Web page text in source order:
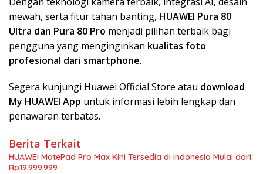
mewah, serta fitur tahan banting, HUAWEI Pura 80
Ultra dan Pura 80 Pro menjadi pilihan terbaik bagi
pengguna yang menginginkan kualitas foto
profesional dari smartphone.
Segera kunjungi Huawei Official Store atau download
My HUAWEI App untuk informasi lebih lengkap dan
penawaran terbatas.
Berita Terkait
HUAWEI MatePad Pro Max Kini Tersedia di Indonesia Mulai dari
Rp19.999.999